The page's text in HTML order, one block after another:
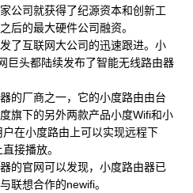
公司就获得了纪源资本和创新工
后的最大硬件公司融资。
互联网大公司的迅速跟进。小
巨头都陆续发布了智能无线路由器
厂商之一，它的小度路由由台
旗下的另外两款产品小度Wifi和小
在小度路由上可以实现远程下
接播放。
官网可以发现，小度路由器已
联想合作的newifi。